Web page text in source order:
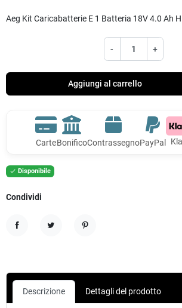
Aeg Kit Caricabatterie E 1 Batteria 18V 4.0 Ah
- +
Aggiungi al carrello
CarteBonificoContrassegnoPayPal
 Disponibile
Condividi
Descrizione Dettagli del prodotto